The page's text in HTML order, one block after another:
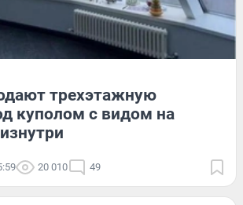
трехэтажную
куполом с видом на
20 010 49